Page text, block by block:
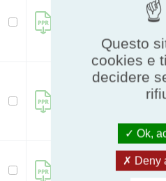
Filter+
22
Germi
124
12
Questo
cookies e
decidere
Ok,
Deny